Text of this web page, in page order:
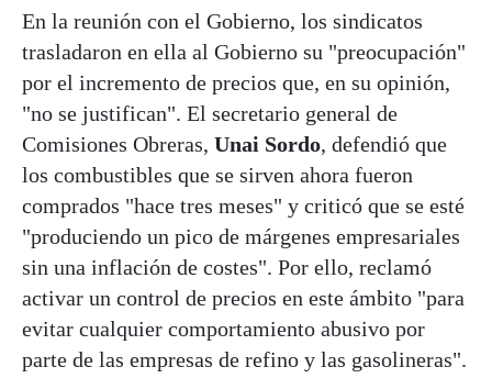
En la reunión con el Gobierno, los sindicatos
trasladaron en ella al Gobierno su "preocupación"
por el incremento de precios que, en su opinión,
"no se justifican". El secretario general de
Comisiones Obreras, Unai Sordo, defendió que
los combustibles que se sirven ahora fueron
comprados "hace tres meses" y criticó que se esté
"produciendo un pico de márgenes empresariales
sin una inflación de costes". Por ello, reclamó
activar un control de precios en este ámbito "para
evitar cualquier comportamiento abusivo por
parte de las empresas de refino y las gasolineras".